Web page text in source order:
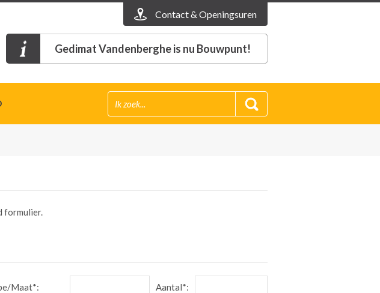
Contact & Openingsuren
Gedimat Vandenberghe is nu Bouwpunt!
formulier.
Maat*: Aantal*: